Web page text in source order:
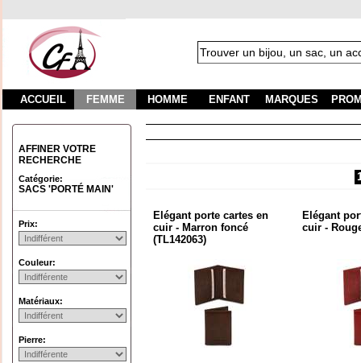
ACCUEIL FEMME HOMME ENFANT MARQUES
AFFINER VOTRE
RECHERCHE
Catégorie:
SACS 'PORTÉ MAIN'
Prix:
Couleur:
Matériaux:
Pierre:
Elégant porte cartes en
cuir - Marron foncé
(TL142063)
Elégant
cuir -